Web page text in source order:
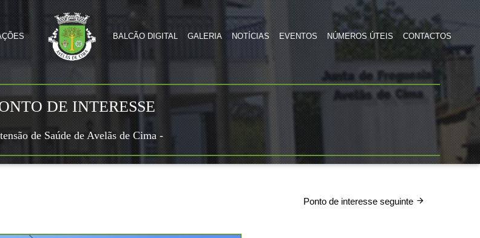
BALCÃO DIGITAL GALERIA NOTÍCIAS EVENTOS NÚMEROS ÚTEIS CONTACTOS
DE INTERESSE
de Saúde de Avelãs de Cima -
Ponto de interesse seguinte